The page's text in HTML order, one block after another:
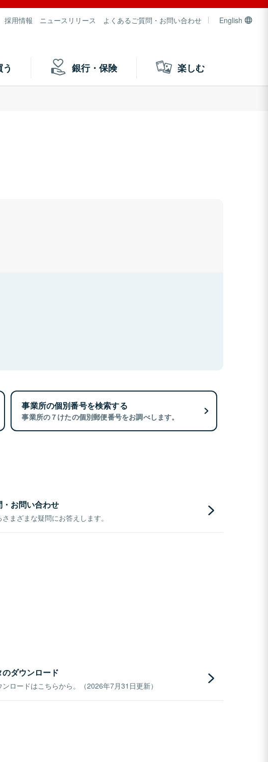
採用情報 ニュースリリース よくあるご質問・お問い合わせ English
銀行・保険 楽しむ
事業所の個別番号を検索する
事業所の７けたの個別郵便番号をお調べします。
お問い合わせ
まざまな疑問にお答えします。
ダウンロード
ロードはこちらから。（2026年7月31日更新）